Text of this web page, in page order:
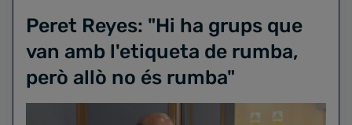
Peret Reyes: "Hi ha grups que
van amb l'etiqueta de rumba,
però allò no és rumba"